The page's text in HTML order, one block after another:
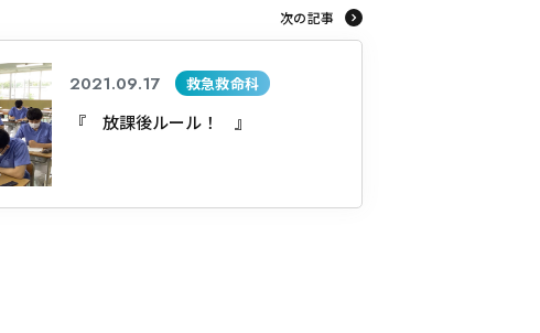
次の記事
2021.09.17 救急救命科
『 放課後ルール！ 』